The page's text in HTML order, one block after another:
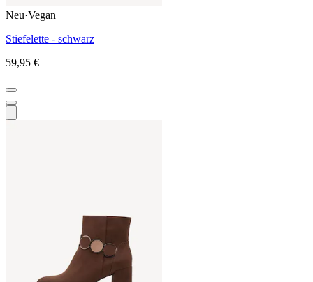
Neu·Vegan
Stiefelette - schwarz
59,95 €